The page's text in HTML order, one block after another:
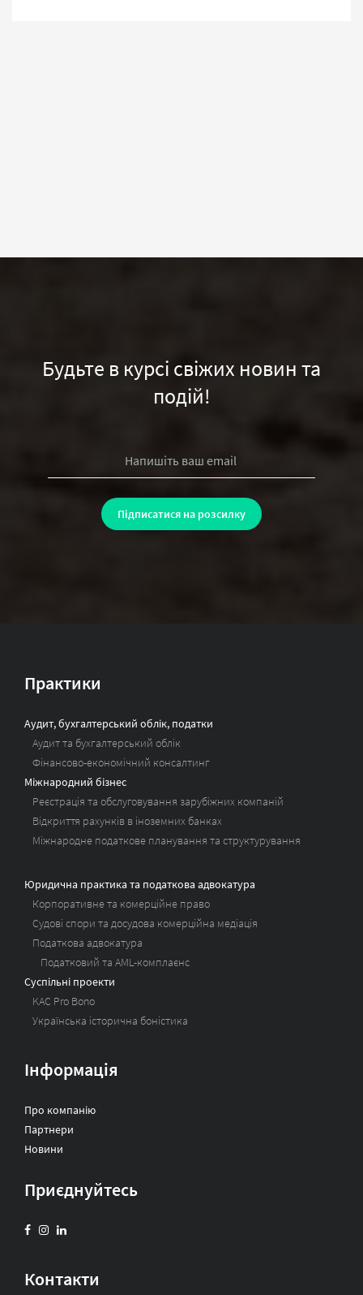
Будьте в курсі свіжих новин та
подій!
Практики
Аудит, бухгалтерський облік, податки
Аудит та бухгалтерський облік
Фінансово-економічний консалтинг
Міжнародний бізнес
Реєстрація та обслуговування зарубіжних компаній
Відкриття рахунків в іноземних банках
Міжнародне податкове планування та структурування
Юридична практика та податкова адвокатура
Корпоративне та комерційне право
Судові спори та досудова комерційна медіація
Податкова адвокатура
Податковий та AML-комплаєнс
Суспільні проекти
KAC Pro Bono
Українська історична боністика
Інформація
Про компанію
Партнери
Новини
Приєднуйтесь
Контакти